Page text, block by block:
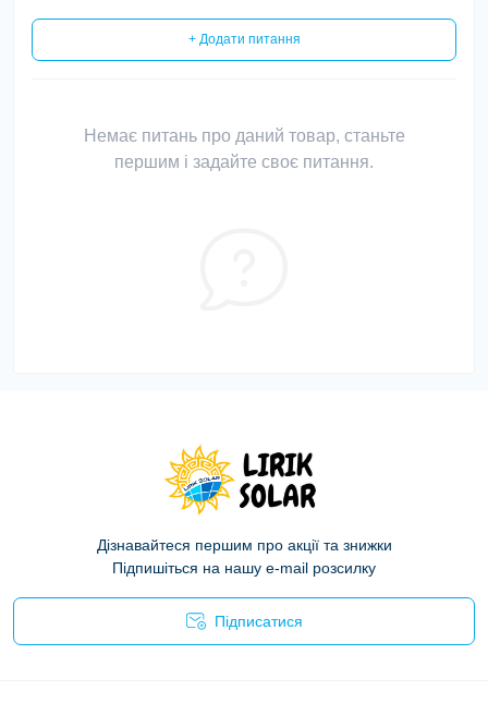
+ Додати питання
Немає питань про даний товар, станьте
першим і задайте своє питання.
Дізнавайтеся першим про акції та знижки
Підпишіться на нашу e-mail розсилку
Підписатися